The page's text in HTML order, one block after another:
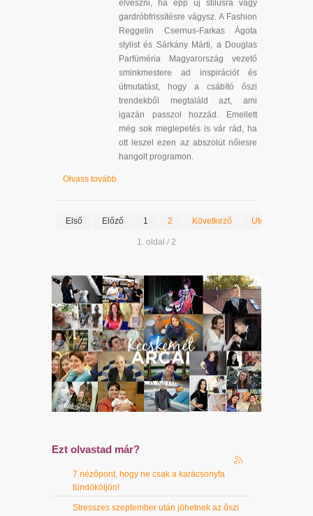
elveszni, ha épp új stílusra vagy
gardróbfrissítésre vágysz. A Fashion
Reggelin Csernus-Farkas Ágota
stylist és Sárkány Márti, a Douglas
Parfüméria Magyarország vezető
sminkmestere ad inspirációt és
útmutatást, hogy a csábító őszi
trendekből megtaláld azt, ami
igazán passzol hozzád. Emellett
még sok meglepetés is vár rád, ha
ott leszel ezen az abszolút nőiesre
hangolt programon.
Olvass tovább
Első Előző 1 2 Következő Utolsó
1. oldal / 2
Ezt olvastad már?
7 nézőpont, hogy ne csak a karácsonyfa
tündököljön!
Stresszes szeptember után jöhetnek az őszi